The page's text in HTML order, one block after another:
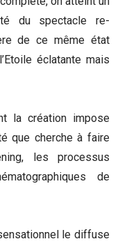
du spectacle re-
de ce même état
éclatante mais
la création impose
que cherche à faire
les processus
de
le diffuse